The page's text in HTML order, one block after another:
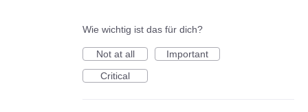
Wie wichtig ist das für dich?
Not at all
Important
Critical